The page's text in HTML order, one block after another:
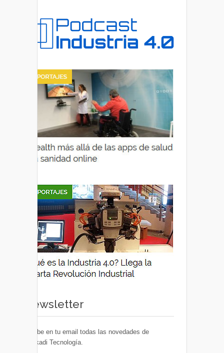
Newsletter
Recibe en tu email todas las novedades de
Euskadi Tecnología.